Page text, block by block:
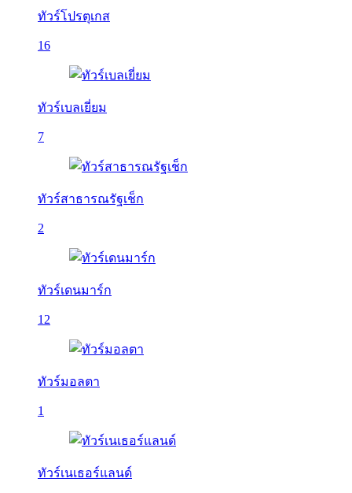
ทัวร์โปรตุเกส
16
ทัวร์เบลเยี่ยม
7
ทัวร์สาธารณรัฐเช็ก
2
ทัวร์เดนมาร์ก
12
ทัวร์มอลตา
1
ทัวร์เนเธอร์แลนด์